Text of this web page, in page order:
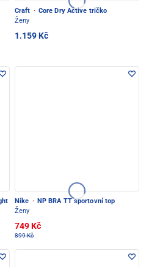
Craft · Core Dry Active tričko
Ženy
1.159 Kč
Nike · NP BRA TT sportovní top
Ženy
749 Kč
899 Kč